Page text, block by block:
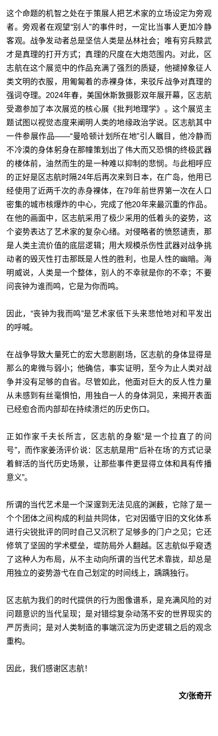
这个命题的机智之处在于策展人把艺术家的立场设定为旁观
者。旁观者在观望“别人”的事件时，一定比当事人更加冷静
客观。战争发动者总是坚信人类是丛林社会；唯有穷兵黩武
才是真理的打开方式；真理的尺度在大炮范围内。对此，区
志航在这个展览中的作品充满了强烈的质疑，他褪掉象征人
类文明的衣服，用匍匐着的赤裸身体，来驳斥战争对真理的
强词夺理。2024年春，美国休斯敦摄影双年展开幕，区志航
受邀参加了本次展览的核心展《批判地理学》。这个展览主
题试图以视觉态度来阐明人类的地缘政治学说。区志航其中
一件参展作品——“曼哈顿计划所在地”引人瞩目，他冷静而
不冷漠的身体躬身在那幢策划出了伟大而又恐惧的终极武器
的楼体前，油然而生的是一种难以抑制的悲悯。与此相呼应
的正好是区志航时隔24年后再次来到日本，在广岛，他用已
经使用了近两千次的赤身裸体，在79年前世界第一次在人口
密集的城市核爆炸的中心，完成了他20年来最沉重的作品。
在他的画面中，区志航采用了极少采用的低着头的姿势，这
个姿势表达了艺术家的复杂心绪。对侵略者的愤怒谴责，那
是人类主流价值的底层逻辑；用大规模杀伤性武器对战争挑
动者的毁灭性打击那既是人性的胜利，也是人性的幽暗。海
明威说，人类是一个整体，别人的不幸就是你的不幸；不要
问丧钟为谁而鸣，它是为你而鸣。
因此，“丧钟为我而鸣”是艺术家低下头来悲怆地对和平发出
的呼喊。
在战争导致大量死亡的宏大悲剧剧场，区志航的身体显得是
那么的卑微与弱小；他确信，事实证明，至今为止人类对战
争并没有足够的自省。尽管如此，他面对巨大的反人性力量
从未感到有丝毫惧怕，用独自一人的身体洞见，来揭开表面
已经愈合而内部却在持续溃烂的历史伤口。
正如作家千夫长所言，区志航的身躯“是一个拉直了的问
号”，而作家姜汤评价说：区志航是用“‘后补在场’的方式记录
着鲜活的当代历史场景，让那些事件更显得立体和具有传播
意义”。
所谓的当代艺术是一个深邃到无法见底的渊薮，它除了是一
个个团体之间构成的利益共同体，它对因循守旧的文化体系
进行尖锐批评的同时自己又沉积了足够多的门户之见；它还
修筑了坚固的学术壁垒，堤防局外人翻越。区志航似乎窥透
了这种人为布局，从不主动向所谓的当代艺术靠拢，却总是
用独立的姿势游弋在自己划定的时间线上，踽踽独行。
区志航为我们的时代提供的行为图像谱系，是充满风险的对
问题意识的当代呈现；是对错综复杂动荡不安的世界现实的
严厉责问；是对人类制造的事端沉淀为历史逻辑之后的观念
重构。
因此，我们感谢区志航！
文/张奇开